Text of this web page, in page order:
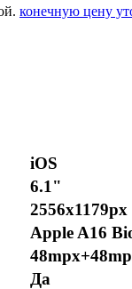
конечную цену
iOS
6.1"
2556x1179px
Apple A16
Да